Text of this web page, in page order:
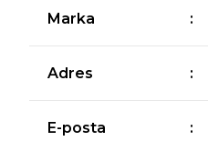
Marka :
Adres :
E-posta :